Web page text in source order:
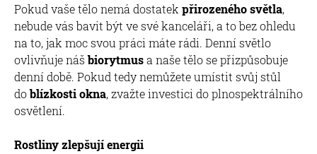
Pokud vaše tělo nemá dostatek přirozeného světla,
nebude vás bavit být ve své kanceláři, a to bez ohledu
na to, jak moc svou práci máte rádi. Denní světlo
ovlivňuje nášbiorytmusa naše tělo se přizpůsobuje
denní době. Pokud tedy nemůžete umístit svůj stůl
doblízkosti okna, zvažte investici do plnospektrálního
osvětlení.
Rostliny zlepšují energii